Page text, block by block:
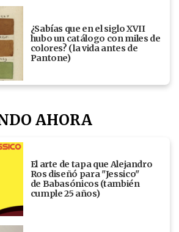
¿Sabías que en el siglo XVII
hubo un catálogo con miles de
colores? (la vida antes de
Pantone)
AHORA
El arte de tapa que Alejandro
Ros diseñó para "Jessico"
de Babasónicos (también
cumple 25 años)